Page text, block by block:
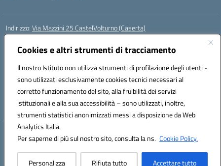
Cookies e altri strumenti di tracciamento
Il nostro Istituto non utilizza strumenti di profilazione degli utenti -
sono utilizzati esclusivamente cookies tecnici necessari al
corretto funzionamento del sito, alla fruibilità dei servizi
istituzionali e alla sua accessibilità – sono utilizzati, inoltre,
strumenti statistici anonimizzati messi a disposizione da Web
Analytics Italia.
Per saperne di più sul nostro sito, consulta la ns. Cookie Policy.
Personalizza Rifiuta tutto Accettare tutto
Indirizzo:Via Mazzini 25 CastelVolturno (Caserta)
Centralino:
Posta elettronica certificata (PEC):ceis014005@pec.istruzione.it
Codice fiscale: 93063510619
Codice meccanografico:CEIS014005
Codice Indice delle Pubbliche Amministrazioni (IPA): istsc_ceis014005
Codice unico di fatturazione (CUF): UOU8EW
Hosting & Powered by 3D Solution S.r.l.
Concept & Design by Designers Italia